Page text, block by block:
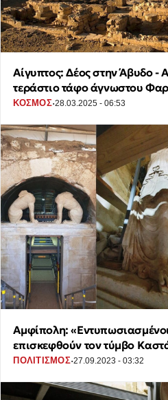
Αίγυπτος: Δέος στην Άβυδο -
τεράστιο τάφο άγνωστου
ΚΟΣΜΟΣ·28.03.2025 - 06:53
Αμφίπολη:
επισκεφθούν τον τύμβο
ΠΟΛΙΤΙΣΜΟΣ·27.09.2023 - 03:32